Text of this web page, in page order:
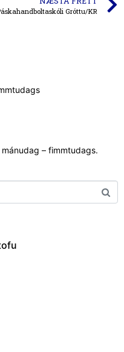
Gróttu/KR
– fimmtudags.